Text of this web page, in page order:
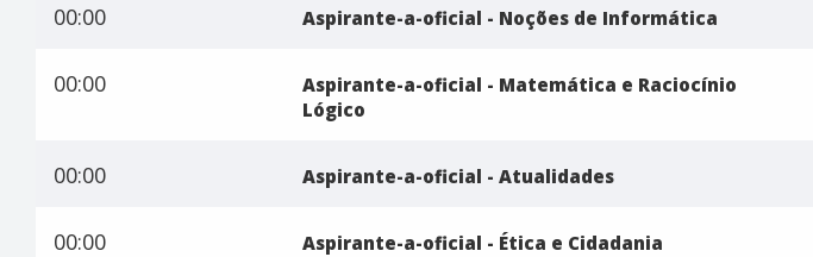
00:00 Aspirante-a-oficial - Noções de Informática
00:00
Aspirante-a-oficial - Matemática e Raciocínio
Lógico
00:00 Aspirante-a-oficial - Atualidades
00:00 Aspirante-a-oficial - Ética e Cidadania